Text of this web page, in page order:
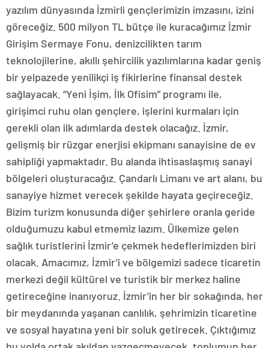
yazılım dünyasında İzmirli gençlerimizin imzasını, izini
göreceğiz. 500 milyon TL bütçe ile kuracağımız İzmir
Girişim Sermaye Fonu, denizcilikten tarım
teknolojilerine, akıllı şehircilik yazılımlarına kadar geniş
bir yelpazede yenilikçi iş fikirlerine finansal destek
sağlayacak. “Yeni İşim, İlk Ofisim” programı ile,
girişimci ruhu olan gençlere, işlerini kurmaları için
gerekli olan ilk adımlarda destek olacağız. İzmir,
gelişmiş bir rüzgar enerjisi ekipmanı sanayisine de ev
sahipliği yapmaktadır. Bu alanda ihtisaslaşmış sanayi
bölgeleri oluşturacağız. Çandarlı Limanı ve art alanı, bu
sanayiye hizmet verecek şekilde hayata geçireceğiz.
Bizim turizm konusunda diğer şehirlere oranla geride
olduğumuzu kabul etmemiz lazım. Ülkemize gelen
sağlık turistlerini İzmir’e çekmek hedeflerimizden biri
olacak. Amacımız, İzmir’i ve bölgemizi sadece ticaretin
merkezi değil kültürel ve turistik bir merkez haline
getireceğine inanıyoruz. İzmir’in her bir sokağında, her
bir meydanında yaşanan canlılık, şehrimizin ticaretine
ve sosyal hayatına yeni bir soluk getirecek. Çıktığımız